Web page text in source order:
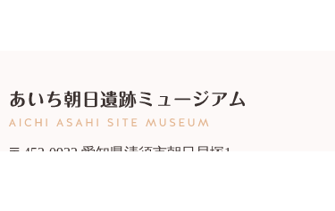
〒452-0932 愛知県清須市朝日貝塚1